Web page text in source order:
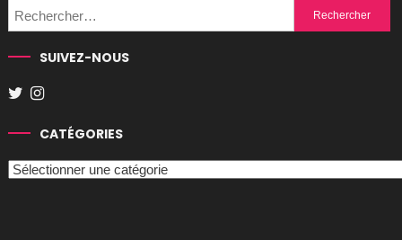
Rechercher :
SUIVEZ-NOUS
CATÉGORIES
Catégories